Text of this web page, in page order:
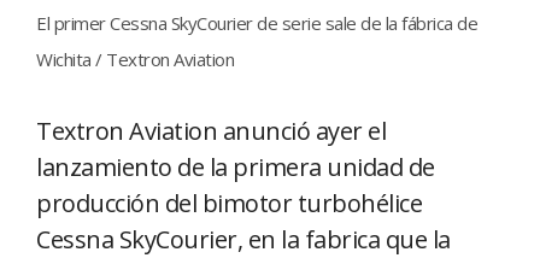
El primer Cessna SkyCourier de serie sale de la fábrica de
Wichita / Textron Aviation
Textron Aviation anunció ayer el
lanzamiento de la primera unidad de
producción del bimotor turbohélice
Cessna SkyCourier, en la fabrica que la